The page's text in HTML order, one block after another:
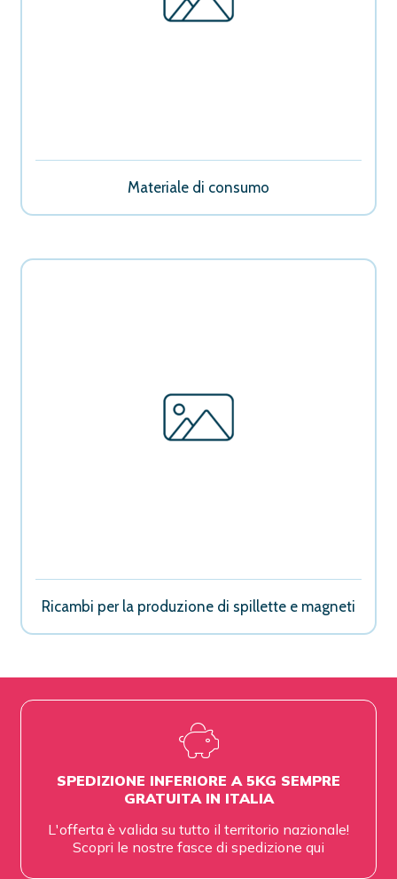
Materiale di consumo
Ricambi per la produzione di spillette e magneti
SPEDIZIONE INFERIORE A 5KG SEMPRE
GRATUITA IN ITALIA
L'offerta è valida su tutto il territorio nazionale!
Scopri le nostre fasce di spedizione qui